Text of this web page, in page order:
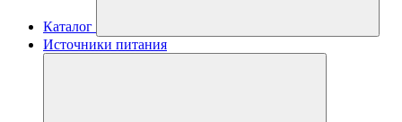
Каталог
Источники питания